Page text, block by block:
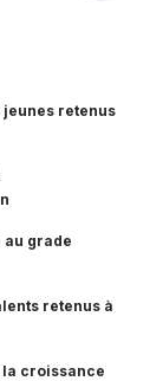
jeunes retenus
au grade
retenus à
croissance